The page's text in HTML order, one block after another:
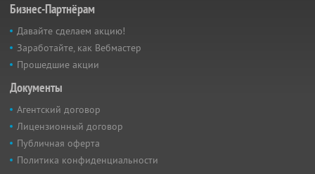
Бизнес-Партнёрам
Давайте сделаем акцию!
Заработайте, как Вебмастер
Прошедшие акции
Документы
Агентский договор
Лицензионный договор
Публичная оферта
Политика конфиденциальности